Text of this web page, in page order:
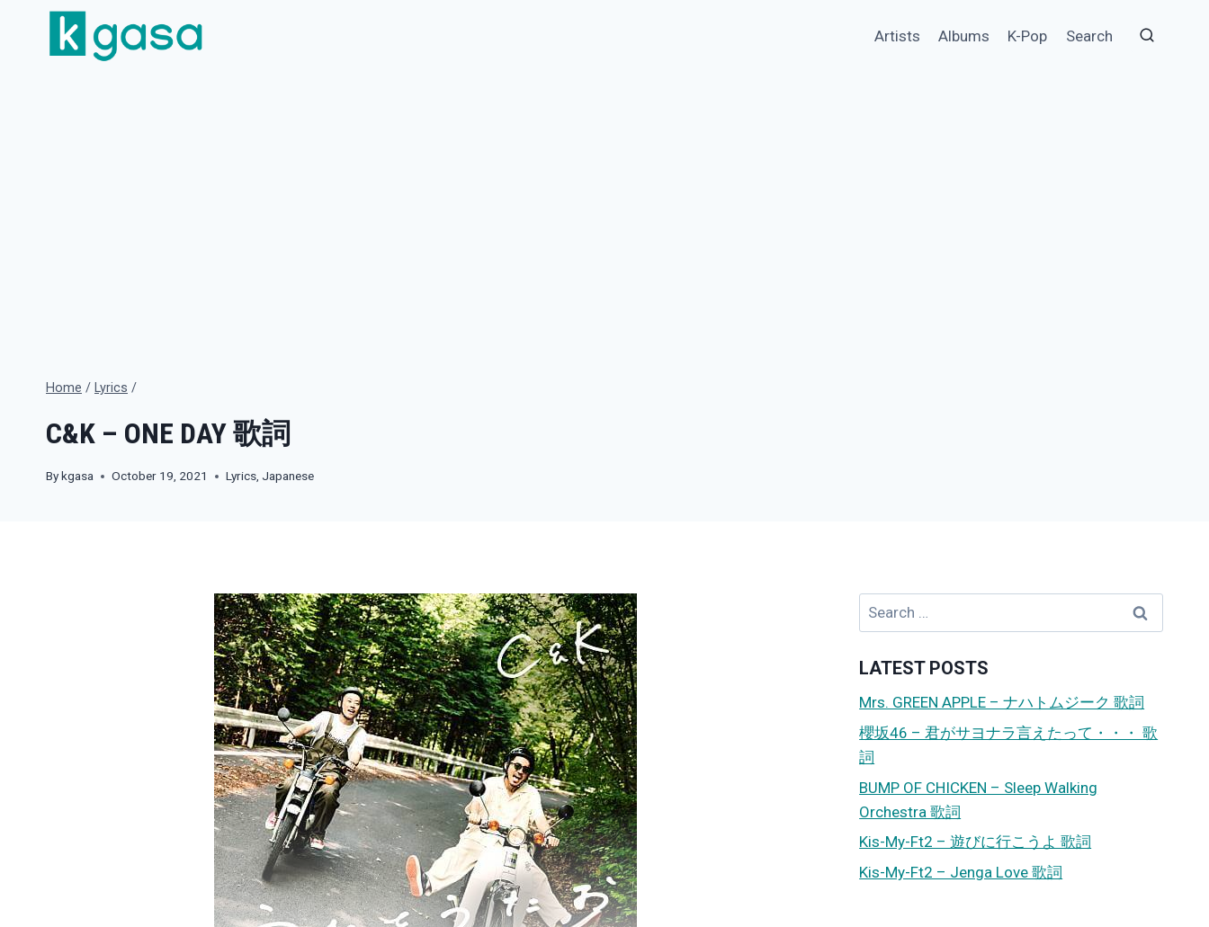
content
Artists Albums K-Pop Search
Home / Lyrics /
C&K – ONE DAY 歌詞
Bykgasa October 19, 2021 Lyrics, Japanese
Search
for:
LATEST POSTS
Mrs. GREEN APPLE – ナハトムジーク 歌詞
櫻坂46 – 君がサヨナラ言えたって・・・ 歌
詞
BUMP OF CHICKEN – Sleep Walking
Orchestra 歌詞
Kis-My-Ft2 – 遊びに行こうよ 歌詞
Kis-My-Ft2 – Jenga Love 歌詞